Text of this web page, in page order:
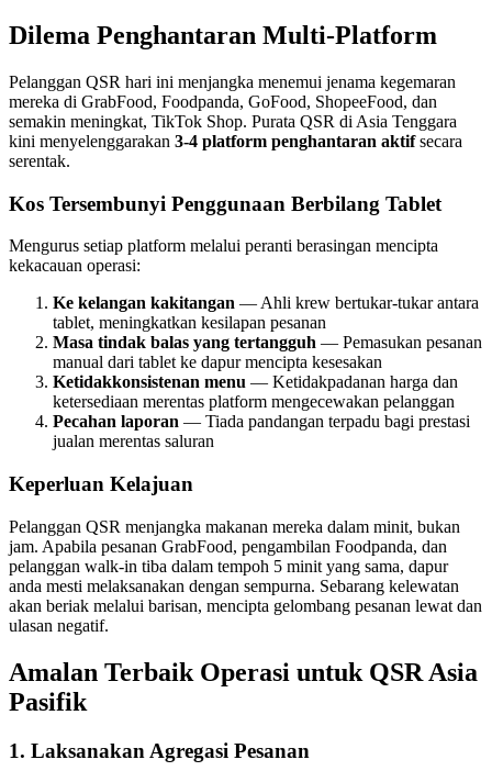
Dilema Penghantaran Multi-Platform
Pelanggan QSR hari ini menjangka menemui jenama kegemaran
mereka di GrabFood, Foodpanda, GoFood, ShopeeFood, dan
semakin meningkat, TikTok Shop. Purata QSR di Asia Tenggara
kini menyelenggarakan 3-4 platform penghantaran aktifsecara
serentak.
Kos Tersembunyi Penggunaan Berbilang Tablet
Mengurus setiap platform melalui peranti berasingan mencipta
kekacauan operasi:
Ke kelangan kakitangan — Ahli krew bertukar-tukar antara
tablet, meningkatkan kesilapan pesanan
Masa tindak balas yang tertangguh — Pemasukan pesanan
manual dari tablet ke dapur mencipta kesesakan
Ketidakkonsistenan menu — Ketidakpadanan harga dan
ketersediaan merentas platform mengecewakan pelanggan
Pecahan laporan — Tiada pandangan terpadu bagi prestasi
jualan merentas saluran
Keperluan Kelajuan
Pelanggan QSR menjangka makanan mereka dalam minit, bukan
jam. Apabila pesanan GrabFood, pengambilan Foodpanda, dan
pelanggan walk-in tiba dalam tempoh 5 minit yang sama, dapur
anda mesti melaksanakan dengan sempurna. Sebarang kelewatan
akan beriak melalui barisan, mencipta gelombang pesanan lewat dan
ulasan negatif.
Amalan Terbaik Operasi untuk QSR Asia
Pasifik
1. Laksanakan Agregasi Pesanan